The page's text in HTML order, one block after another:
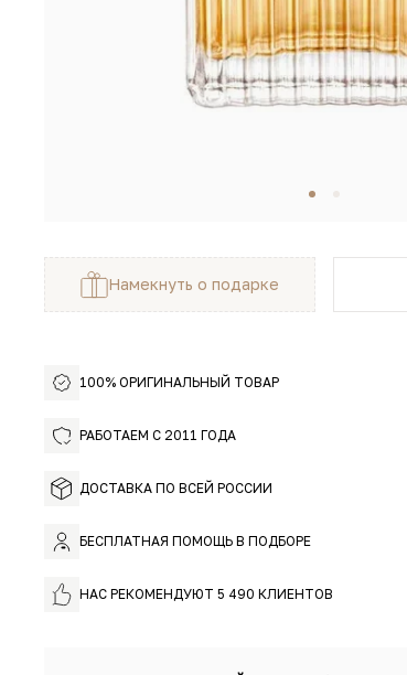
Намекнуть о подарке
100% ОРИГИНАЛЬНЫЙ ТОВАР
РАБОТАЕМ С 2011 ГОДА
ДОСТАВКА ПО ВСЕЙ РОССИИ
БЕСПЛАТНАЯ ПОМОЩЬ В ПОДБОРЕ
НАС РЕКОМЕНДУЮТ 5 490 КЛИЕНТОВ